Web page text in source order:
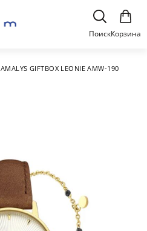
ПоискКорзина
AMALYS GIFTBOX LEONIE AMW-190